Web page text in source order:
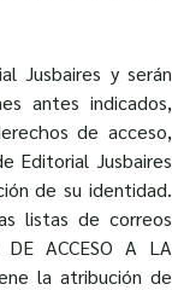
Jusbaires y serán
antes indicados,
de acceso,
Editorial Jusbaires
de su identidad.
listas de correos
ACCESO A LA
la atribución de